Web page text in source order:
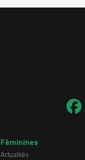
Féminines
Actualités